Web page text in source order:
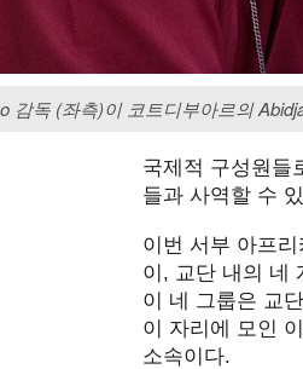
감독 (좌측)이 코트디부아르의
국제적 구성원들
들과 사역할 수
이번 서부 아프
이, 교단 내의 네
이 네 그룹은 교
이 자리에 모인
소속이다.